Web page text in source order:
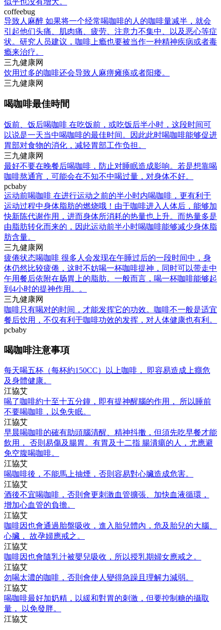
coffeebug
导致人麻醉 如果将一个经常喝咖啡的人的咖啡量减半，就会
引起他们头痛、肌肉痛、疲劳、注意力不集中、以及恶心等症
状。研究人员建议，咖啡上瘾也要被当作一种精神疾病或者毒
瘾来治疗。
三九健康网
饮用过多的咖啡还会导致人麻痹瘫痪或者阳痿。
三九健康网
喝咖啡最佳時間
饭前、饭后喝咖啡 在吃饭前，或吃饭后半小时，这段时间可
以说是一天当中喝咖啡的最佳时间。因此此时喝咖啡能够促进
胃部对食物的消化，减轻胃部工作负担。
三九健康网
最好不要在晚餐后喝咖啡，防止对睡眠造成影响。若是想靠喝
咖啡熬通宵，可能会在不知不中喝过量，对身体不好。
pcbaby
运动前喝咖啡 在进行运动之前的半小时内喝咖啡，更有利于
运动过程中身体脂肪的燃烧哦！由于咖啡进入人体后，能够加
快新陈代谢作用，进而身体所消耗的热量也上升。而热量多是
由脂肪转化而来的，因此运动前半小时喝咖啡能够减少身体脂
肪含量。
三九健康网
疲倦状态喝咖啡 很多人会发现在午睡过后的一段时间中，身
体仍然比较疲倦，这时不妨喝一杯咖啡提神，同时可以带走中
午用餐后依附在肠胃上的脂肪。一般而言，喝一杯咖啡能够起
到4小时的提神作用。。
三九健康网
咖啡只有喝对的时间，才能发挥它的功效。咖啡不一般是适宜
餐后饮用，不仅有利于咖啡功效的发挥，对人体健康也有利。
pcbaby
喝咖啡注意事項
每天喝五杯（每杯約150CC）以上咖啡， 即容易造成上癮危
及身體健康。
江協艾
喝了咖啡約十至十五分鐘，即有提神醒腦的作用， 所以睡前
不要喝咖啡，以免失眠。
江協艾
早晨喝咖啡的確有助頭腦清醒、精神抖擻，但須先吃早餐才能
飲用， 否則易傷及腸胃。有胃及十二指 腸潰瘍的人，尤應避
免空腹喝咖啡。
江協艾
喝咖啡後，不能馬上抽煙，否則容易對心臟造成危害。
江協艾
酒後不宜喝咖啡，否則會更刺激血管擴張、加快血液循環，
增加心血管的負擔。
江協艾
咖啡因也會通過胎盤吸收，進入胎兒體內，危及胎兒的大腦、
心臟， 故孕婦應戒之。
江協艾
咖啡因也會隨乳汁被嬰兒吸收，所以授乳期婦女應戒之。
江協艾
勿喝太濃的咖啡，否則會使人變得急躁且理解力減弱。
江協艾
喝咖啡最好加奶精，以緩和對胃的刺激，但要控制糖的攝取
量， 以免發胖。
江協艾